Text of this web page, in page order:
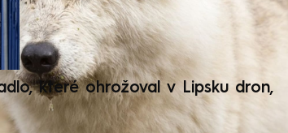
které ohrožoval v Lipsku dron,